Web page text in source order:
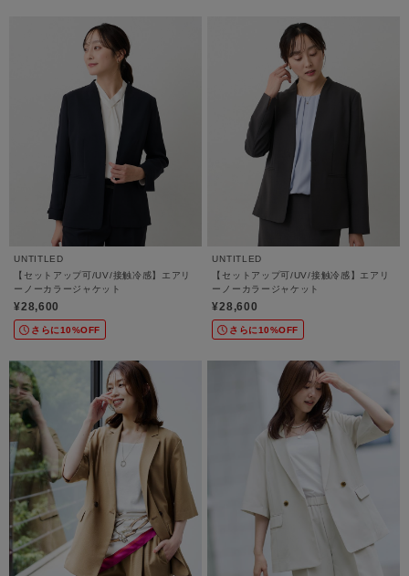
UNTITLED
【セットアップ可/UV/接触冷感】エアリ
ーノーカラージャケット
¥28,600
さらに10%OFF
UNTITLED
【セットアップ可/UV/接触冷感】エアリ
ーノーカラージャケット
¥28,600
さらに10%OFF